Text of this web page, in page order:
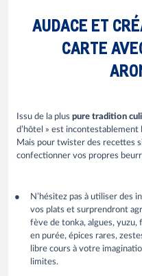
AUDACE ET
CARTE
Issu de la plus pure tradition
d’hôtel » est incontestablement
Mais pour twister des recettes
confectionner vos propres
N’hésitez pas à utiliser des
vos plats et surprendront
fève de tonka, algues,
en purée, épices rares,
libre cours à votre
limites.